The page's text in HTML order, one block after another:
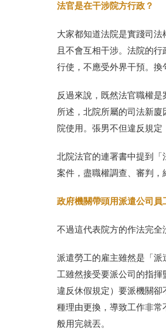
法官是在干涉院方行政？
大家都知道法院是實踐司
且不會互相干涉。法院的
行使，不應受外界干預。換
反過來說，既然法官職權
所述，北院所屬的司法新
院使用。張男不但違反規定
北院法官的連署書中提到
案件，盡職權調查、審判，
政府機關帶頭用派遣公司員
不過這代表院方的作法完全
派遣勞工的雇主雖然是「
工雖然接受要派公司的指
違反休假規定）要派機關
種理由更換，導致工作非
般用完就丟。